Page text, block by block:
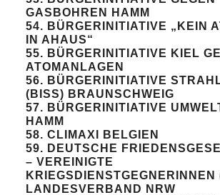
GASBOHREN HAMM
54. BÜRGERINITIATIVE „KEIN
IN AHAUS“
55. BÜRGERINITIATIVE KIEL
ATOMANLAGEN
56. BÜRGERINITIATIVE
(BISS) BRAUNSCHWEIG
57. BÜRGERINITIATIVE
HAMM
58. CLIMAXI BELGIEN
59. DEUTSCHE
– VEREINIGTE
KRIEGSDIENSTGEGNERINNEN
LANDESVERBAND NRW